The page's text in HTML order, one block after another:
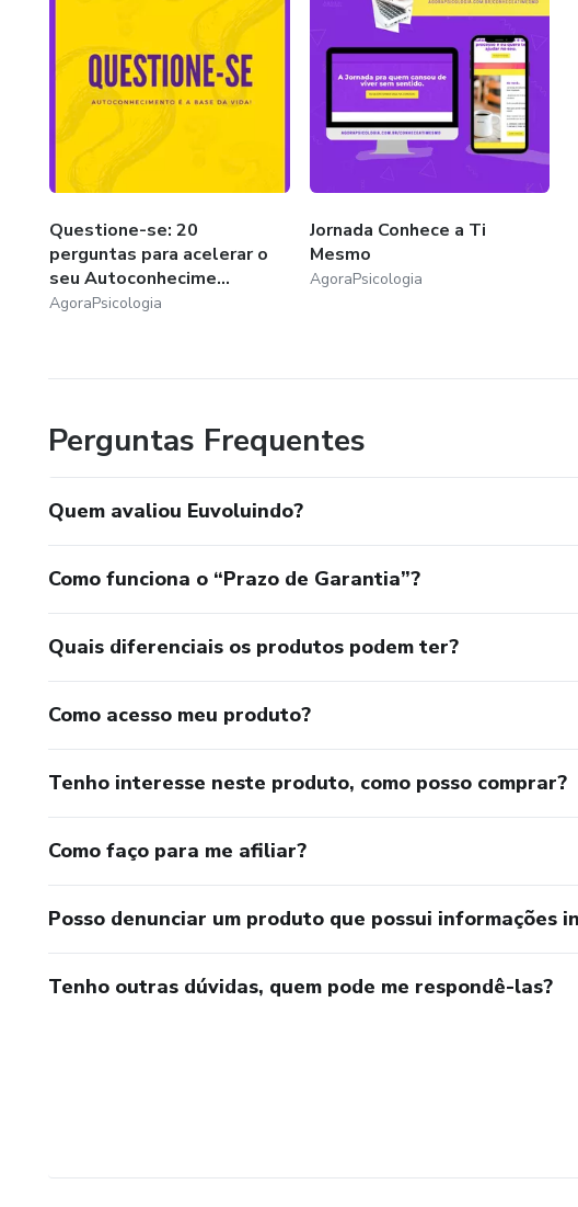
Questione-se: 20
perguntas para acelerar o
seu Autoconhecime...
AgoraPsicologia
Jornada Conhece a Ti
Mesmo
AgoraPsicologia
Perguntas Frequentes
Quem avaliou Euvoluindo?
Como funciona o “Prazo de Garantia”?
Quais diferenciais os produtos podem ter?
Como acesso meu produto?
Tenho interesse neste produto, como posso comprar?
Como faço para me afiliar?
Posso denunciar um produto que possui informações
Tenho outras dúvidas, quem pode me respondê-las?